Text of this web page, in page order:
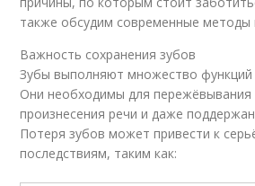
также обсудим современные методы
Важность сохранения зубов
Зубы выполняют множество
Они необходимы для пережёвывания
произнесения речи и даже
Потеря зубов может привести к
последствиям, таким как: